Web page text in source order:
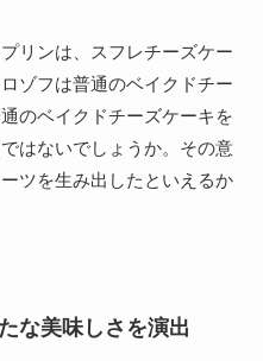
リンは、スフレチーズケー
ゾフは普通のベイクドチー
のベイクドチーズケーキを
はないでしょうか。その意
ツを生み出したといえるか
な美味しさを演出